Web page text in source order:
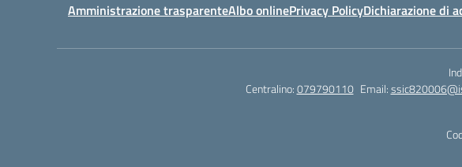
Amministrazione trasparenteAlbo onlinePrivacy PolicyDichiarazione di
Centralino:079790110 Email: